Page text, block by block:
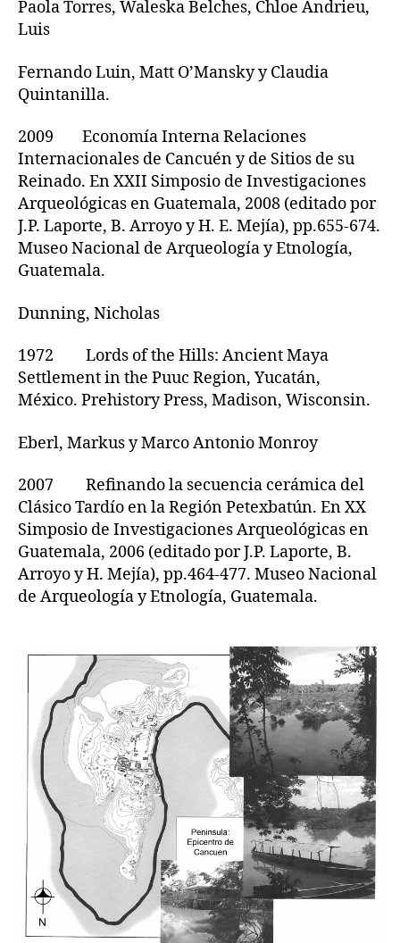
Paola Torres, Waleska Belches, Chloe Andrieu,
Luis
Fernando Luin, Matt O’Mansky y Claudia
Quintanilla.
2009 Economía Interna Relaciones
Internacionales de Cancuén y de Sitios de su
Reinado. En XXII Simposio de Investigaciones
Arqueológicas en Guatemala, 2008 (editado por
J.P. Laporte, B. Arroyo y H. E. Mejía), pp.655-674.
Museo Nacional de Arqueología y Etnología,
Guatemala.
Dunning, Nicholas
1972 Lords of the Hills: Ancient Maya
Settlement in the Puuc Region, Yucatán,
México. Prehistory Press, Madison, Wisconsin.
Eberl, Markus y Marco Antonio Monroy
2007 Refinando la secuencia cerámica del
Clásico Tardío en la Región Petexbatún. En XX
Simposio de Investigaciones Arqueológicas en
Guatemala, 2006 (editado por J.P. Laporte, B.
Arroyo y H. Mejía), pp.464-477. Museo Nacional
de Arqueología y Etnología, Guatemala.